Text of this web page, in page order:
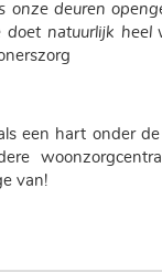
deuren
natuurlijk heel
een hart onder
van!